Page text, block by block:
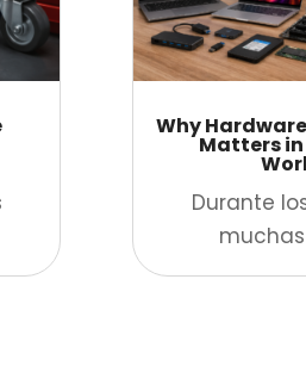
Why
Matters
Durante